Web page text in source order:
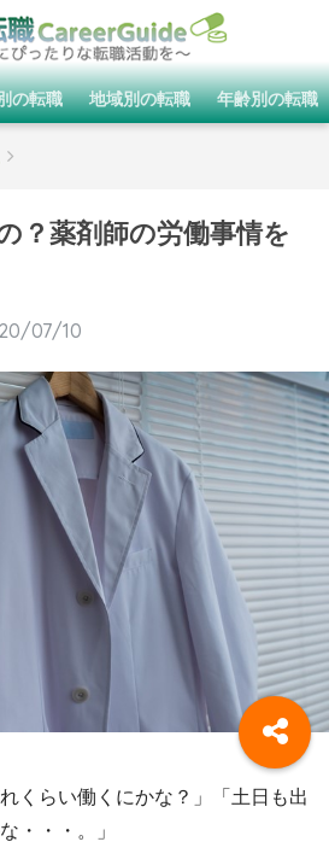
の転職 地域別の転職 年齢別の転職
？薬剤師の労働事情を
07/10
くらい働くにかな？」「土日も出
・・・。」